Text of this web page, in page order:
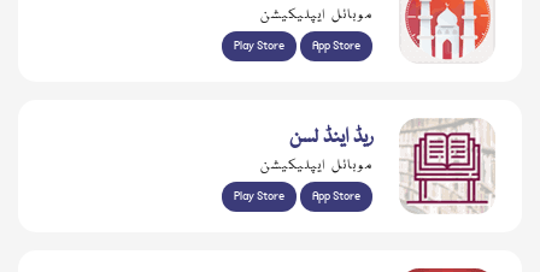
موبائل ایپلیکیشن
Play Store App Store
ریڈ اینڈ لسن
موبائل ایپلیکیشن
Play Store App Store